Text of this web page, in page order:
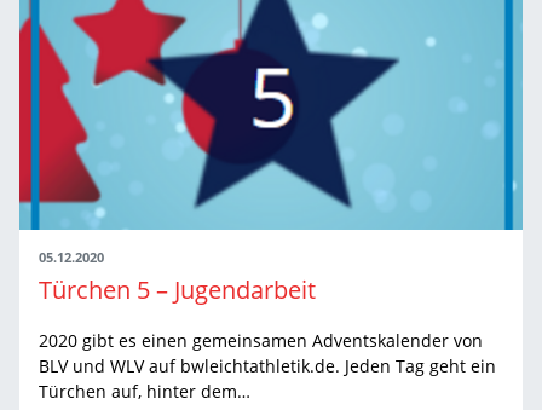
05.12.2020
Türchen 5 – Jugendarbeit
2020 gibt es einen gemeinsamen Adventskalender von
BLV und WLV auf bwleichtathletik.de. Jeden Tag geht ein
Türchen auf, hinter dem…